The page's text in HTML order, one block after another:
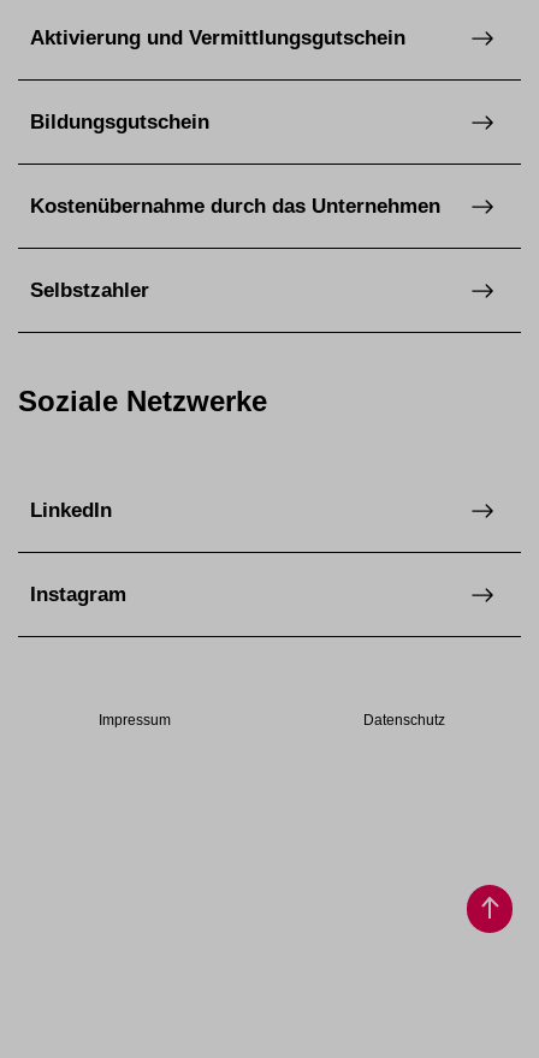
Aktivierung und Vermittlungsgutschein
Bildungsgutschein
Kostenübernahme durch das Unternehmen
Selbstzahler
Soziale Netzwerke
LinkedIn
Instagram
Impressum Datenschutz